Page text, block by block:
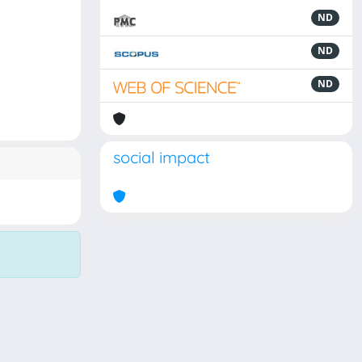
ND
ND
ND
social impact